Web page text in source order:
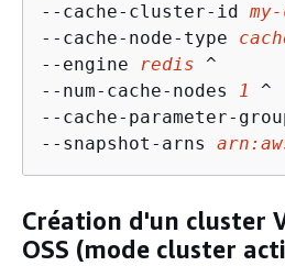
--cache-cluster-id
--cache-node-type
--engine redis ^
--num-cache-nodes 1
^
--cache-parameter-
--snapshot-arns
Création d'un cluster
OSS (mode cluster